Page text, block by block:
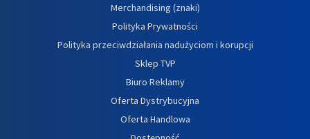
Merchandising (znaki)
Polityka Prywatności
Polityka przeciwdziałania nadużyciom i korupcji
Sklep TVP
Biuro Reklamy
Oferta Dystrybucyjna
Oferta Handlowa